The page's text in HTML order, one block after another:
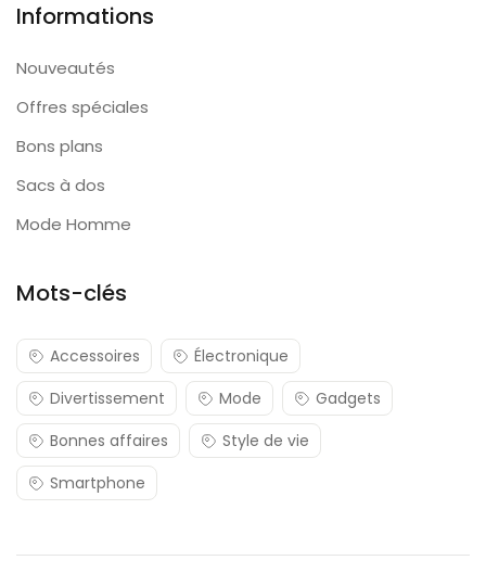
Informations
Nouveautés
Offres spéciales
Bons plans
Sacs à dos
Mode Homme
Mots-clés
Accessoires
Électronique
Divertissement
Mode
Gadgets
Bonnes affaires
Style de vie
Smartphone